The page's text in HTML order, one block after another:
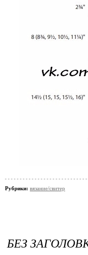
Рубрики: вязание/свитер
БЕЗ